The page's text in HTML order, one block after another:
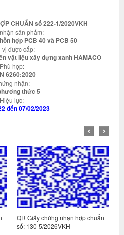
CHUẨN số 222-1/2020VKH
sản phẩm:
hợp PCB 40 và PCB 50
được cấp:
vật liệu xây dựng xanh HAMACO
Phù hợp:
6260:2020
nhận:
thức 5
Hiệu lực:
đến 07/02/2023
QR Giấy chứng nhận hợp chuẩn
số: 130-5/2026VKH